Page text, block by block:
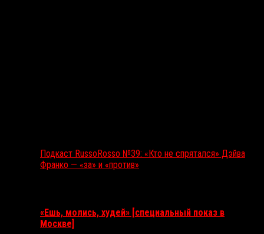
Подкаст RussoRosso №39: «Кто не спрятался» Дэйва
Франко — «за» и «против»
«Ешь, молись, худей» [специальный показ в
Москве]